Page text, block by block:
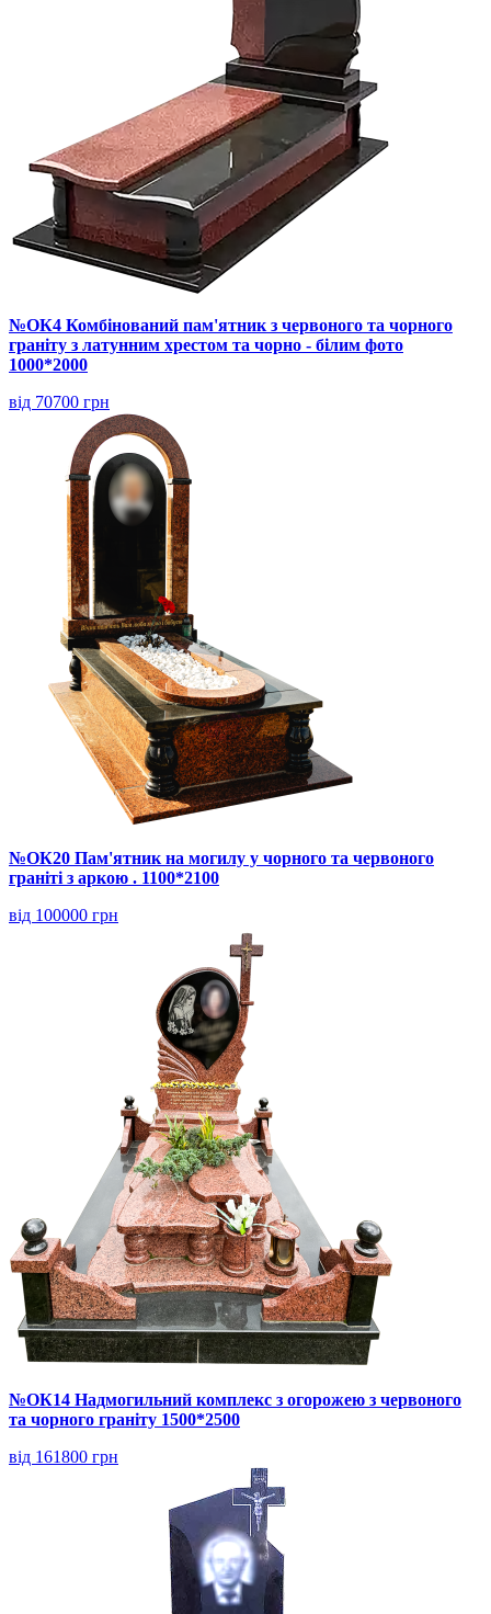
№ОК4 Комбінований пам'ятник з червоного та чорного
граніту з латунним хрестом та чорно - білим фото
1000*2000
від 70700 грн
№ОК20 Пам'ятник на могилу у чорного та червоного
граніті з аркою . 1100*2100
від 100000 грн
№ОК14 Надмогильний комплекс з огорожею з червоного
та чорного граніту 1500*2500
від 161800 грн